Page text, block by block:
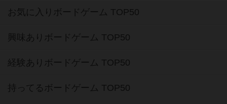
お気に入りボードゲーム TOP50
興味ありボードゲーム TOP50
経験ありボードゲーム TOP50
持ってるボードゲーム TOP50